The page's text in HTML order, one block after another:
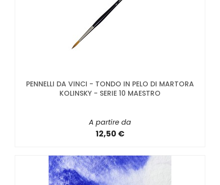
PENNELLI DA VINCI - TONDO IN PELO DI MARTORA
KOLINSKY - SERIE 10 MAESTRO
A partire da
12,50 €